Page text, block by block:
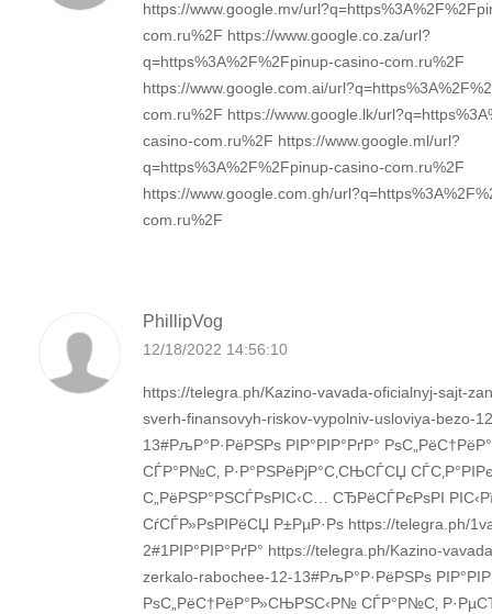
https://www.google.mv/
com.ru%2F https://www.google.co.za/url?
q=https%3A%2F%2Fpinup-casino-com.ru%2F
https://www.google.com.ai/
com.ru%2F https://www.google.lk/
casino-com.ru%2F https://www.google.ml/url?
q=https%3A%2F%2Fpinup-casino-com.ru%2F
https://www.google.com.gh/
com.ru%2F
PhillipVog
12/18/2022 14:56:10
https://telegra.ph/Kazino-vavada-oficialnyj-sajt-
sverh-finansovyh-riskov-vypolniv-usloviya-bezo-
13#РљР°Р·РёРЅРѕ РІР°РІР°РґР°
СЃР°Р№С‚ Р·Р°РЅРёРјР°С‚СЊСЃСЏ
С„РёРЅР°РЅСЃРѕРІС‹С… СЂРёСЃРєРѕРІ
СѓСЃР»РѕРІРёСЏ Р±РµР·Рѕ https://telegra.ph/
2#1РІР°РІР°РґР° https://telegra.ph/Kazino-
zerkalo-rabochee-12-13#РљР°Р·РёРЅРѕ
РѕС„РёС†РёР°Р»СЊРЅС‹Р№ СЃР°Р№С‚